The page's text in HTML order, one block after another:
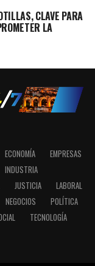
CLAVE PARA
LA
ECONOMÍA
EMPRESAS
INDUSTRIA
JUSTICIA
LABORAL
NEGOCIOS
POLÍTICA
TECNOLOGÍA